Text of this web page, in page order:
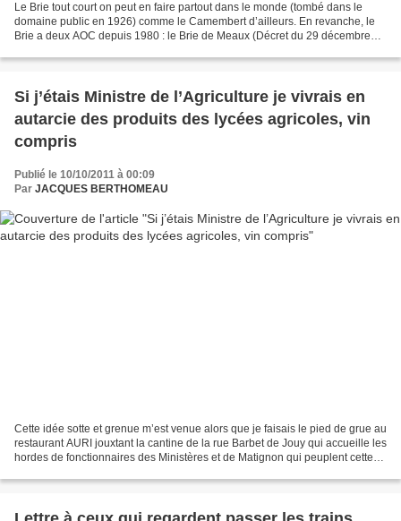
Le Brie tout court on peut en faire partout dans le monde (tombé dans le
domaine public en 1926) comme le Camembert d’ailleurs. En revanche, le
Brie a deux AOC depuis 1980 : le Brie de Meaux (Décret du 29 décembre
Si j’étais Ministre de l’Agriculture je vivrais en
autarcie des produits des lycées agricoles, vin
compris
Publié le 10/10/2011 à 00:09
Par JACQUES BERTHOMEAU
Cette idée sotte et grenue m’est venue alors que je faisais le pied de grue au
restaurant AURI jouxtant la cantine de la rue Barbet de Jouy qui accueille les
hordes de fonctionnaires des Ministères et de Matignon qui peuplent cette